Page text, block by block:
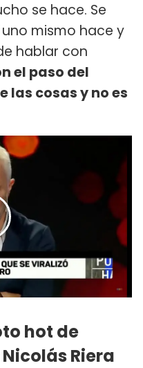
se hace. Se
mismo hace y
hablar con
el paso del
las cosas y no es
hot de
Riera